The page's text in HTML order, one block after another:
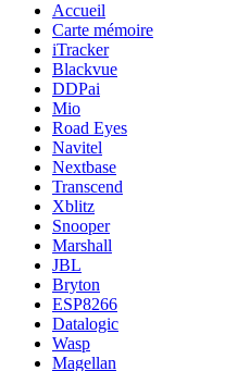
Accueil
Carte mémoire
iTracker
Blackvue
DDPai
Mio
Road Eyes
Navitel
Nextbase
Transcend
Xblitz
Snooper
Marshall
JBL
Bryton
ESP8266
Datalogic
Wasp
Magellan